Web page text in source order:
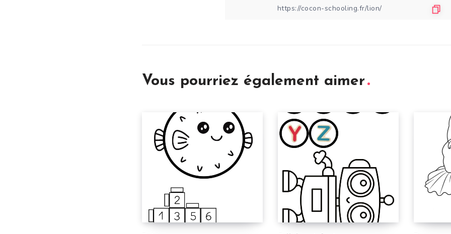
Vous pourriez également aimer